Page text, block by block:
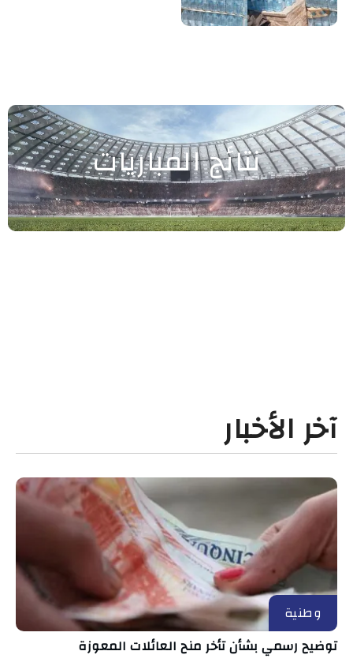
نتائج المباريات
آخر الأخبار
وطنية
توضيح رسمي بشأن تأخر منح العائلات المعوزة